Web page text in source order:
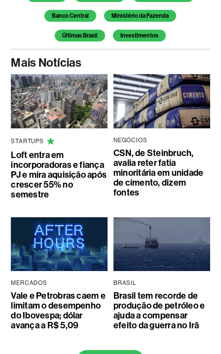
Banco Central Ministério da Fazenda
Últimas Brasil Investimentos
Mais Notícias
STARTUPS
Loft entra em
incorporadoras e fiança
PJ e mira aquisição após
crescer 55% no
semestre
NEGÓCIOS
CSN, de Steinbruch,
avalia reter fatia
minoritária em unidade
de cimento, dizem
fontes
MERCADOS
Vale e Petrobras caem e
limitam o desempenho
do Ibovespa; dólar
avança a R$ 5,09
BRASIL
Brasil tem recorde de
produção de petróleo e
ajuda a compensar
efeito da guerra no Irã